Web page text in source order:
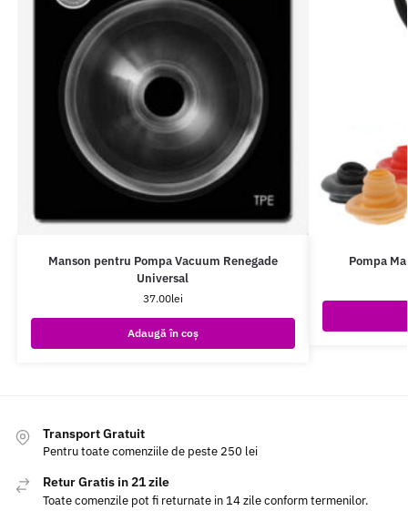
Manson pentru Pompa Vacuum Renegade
Universal
37.00lei
Adaugă în coș
Pompa
Transport Gratuit
Pentru toate comenziile de peste 250 lei
Retur Gratis in 21 zile
Toate comenzile pot fi returnate in 14 zile conform termenilor.